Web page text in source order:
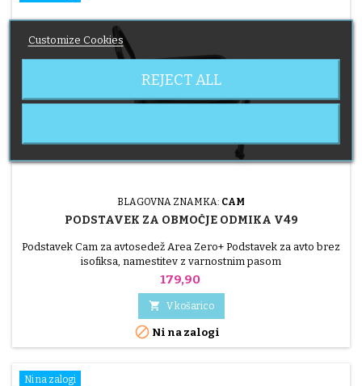
BLAGOVNA ZNAMKA: CAM
PODSTAVEK ZA OBMOČJE ODMIKA V49
Podstavek Cam za avtosedež Area Zero+ Podstavek za avto brez
isofiksa, namestitev z varnostnim pasom
Cena
179,90
 V košarico
 Ni na zalogi
Ni na zalogi
Customize Cookies
REJECT ALL